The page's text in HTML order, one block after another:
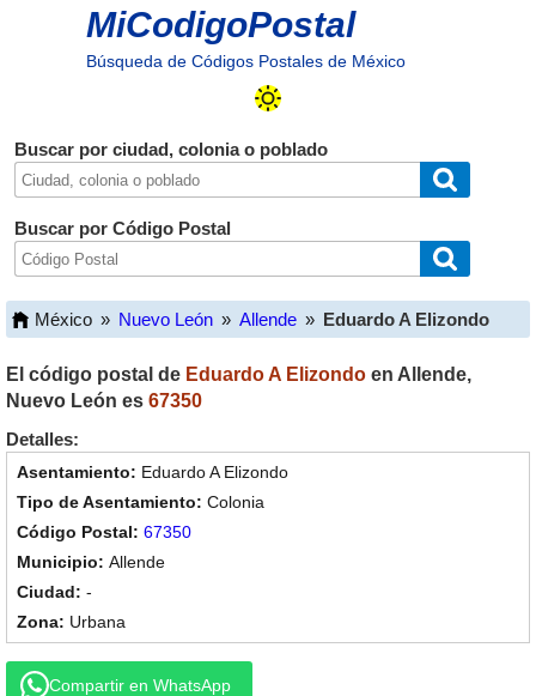
MiCodigoPostal
Búsqueda de Códigos Postales de México
Buscar por ciudad, colonia o poblado
Buscar por Código Postal
México » Nuevo León » Allende » Eduardo A Elizondo
El código postal de Eduardo A Elizondo en Allende,
Nuevo León es 67350
Detalles:
Eduardo A Elizondo
Colonia
67350
Allende
-
Urbana
Compartir en WhatsApp